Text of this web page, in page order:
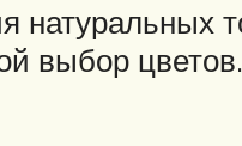
натуральных
выбор